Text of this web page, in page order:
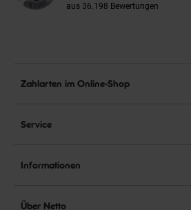
aus 36.198 Bewertungen
Zahlarten im Online-Shop
Service
Informationen
Über Netto